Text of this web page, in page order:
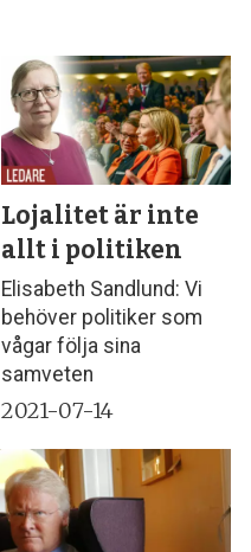
Lojalitet är inte
allt i politiken
Elisabeth Sandlund: Vi
behöver politiker som
vågar följa sina
samveten
2021-07-14